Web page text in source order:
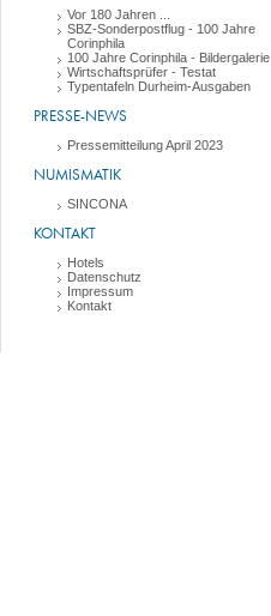
Vor 180 Jahren ...
SBZ-Sonderpostflug - 100 Jahre
Corinphila
100 Jahre Corinphila - Bildergalerie
Wirtschaftsprüfer - Testat
Typentafeln Durheim-Ausgaben
PRESSE-NEWS
Pressemitteilung April 2023
NUMISMATIK
SINCONA
KONTAKT
Hotels
Datenschutz
Impressum
Kontakt